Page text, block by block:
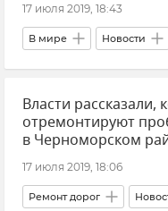
17 июля 2019, 18:43
В мире Новости
Власти рассказали,
отремонтируют
в Черноморском
17 июля 2019, 18:06
Ремонт дорог